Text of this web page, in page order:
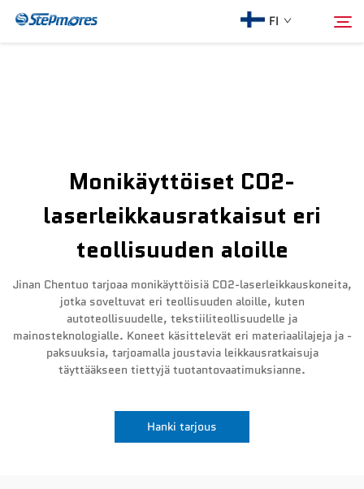
FI
Video
Monikäyttöiset CO2-
laserleikkausratkaisut eri
teollisuuden aloille
Jinan Chentuo tarjoaa monikäyttöisiä CO2-laserleikkauskoneita,
jotka soveltuvat eri teollisuuden aloille, kuten
autoteollisuudelle, tekstiiliteollisuudelle ja
mainosteknologialle. Koneet käsittelevät eri materiaalilajeja ja -
paksuuksia, tarjoamalla joustavia leikkausratkaisuja
täyttääkseen tiettyjä tuotantovaatimuksianne.
Hanki tarjous